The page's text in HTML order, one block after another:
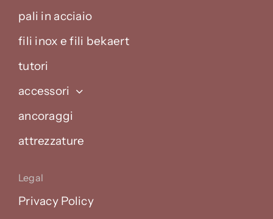
pali in acciaio
fili inox e fili bekaert
tutori
accessori
ancoraggi
attrezzature
Legal
Privacy Policy